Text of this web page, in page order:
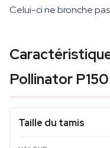
Celui-ci ne bronche
Pollinator P150
Taille du tamis